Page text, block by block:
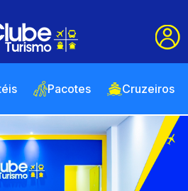
Pacotes Cruzeiros